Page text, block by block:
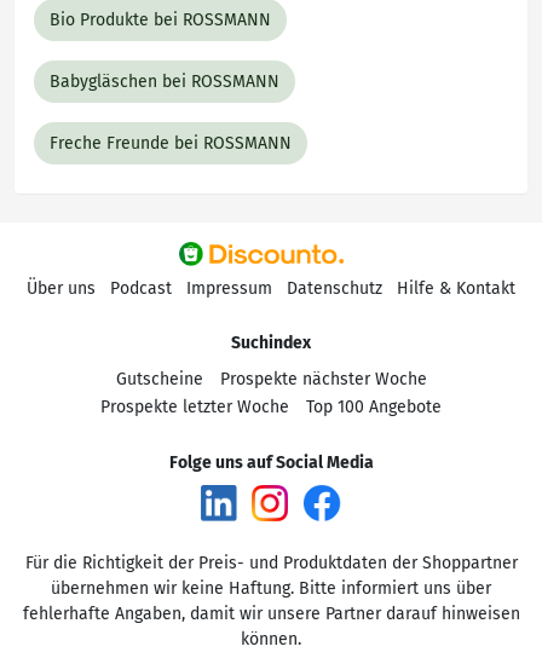
Bio Produkte bei ROSSMANN
Babygläschen bei ROSSMANN
Freche Freunde bei ROSSMANN
Über uns Podcast Impressum Datenschutz Hilfe & Kontakt
Suchindex
Gutscheine
Prospekte nächster Woche
Prospekte letzter Woche
Top 100 Angebote
Folge uns auf Social Media
Für die Richtigkeit der Preis- und Produktdaten der Shoppartner
übernehmen wir keine Haftung. Bitte informiert uns über
fehlerhafte Angaben, damit wir unsere Partner darauf hinweisen
können.